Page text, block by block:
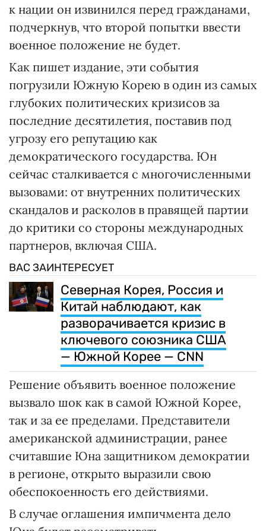
к нации он извинился перед гражданами,
подчеркнув, что второй попытки ввести
военное положение не будет.
Как пишет издание, эти события
погрузили Южную Корею в один из самых
глубоких политических кризисов за
последние десятилетия, поставив под
угрозу его репутацию как
демократического государства. Юн
сейчас сталкивается с многочисленными
вызовами: от внутренних политических
скандалов и расколов в правящей партии
до критики со стороны международных
партнеров, включая США.
ВАС ЗАИНТЕРЕСУЕТ
Северная Корея, Россия и
Китай наблюдают, как
разворачивается кризис в
ключевого союзника США
— Южной Корее — CNN
Решение объявить военное положение
вызвало шок как в самой Южной Корее,
так и за ее пределами. Представители
американской администрации, ранее
считавшие Юна защитником демократии
в регионе, открыто выразили свою
обеспокоенность его действиями.
В случае оглашения импичмента дело